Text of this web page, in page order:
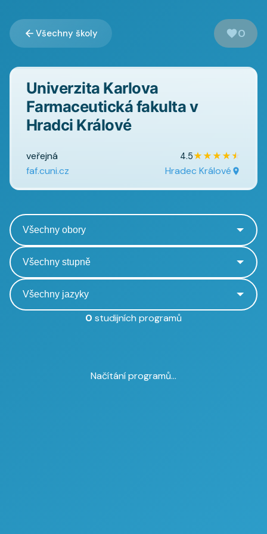
Všechny školy 0
Univerzita Karlova
Farmaceutická fakulta v
Hradci Králové
veřejná 4.5★★★★★
faf.cuni.cz Hradec Králové
0 studijních programů
Načítání programů...